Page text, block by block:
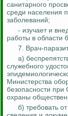
санитарного
среди населения
заболеваний;
- изучает и
работы в области
7. Врач-
а)
служебного
Министерства
безопасности
охраны
б) требовать